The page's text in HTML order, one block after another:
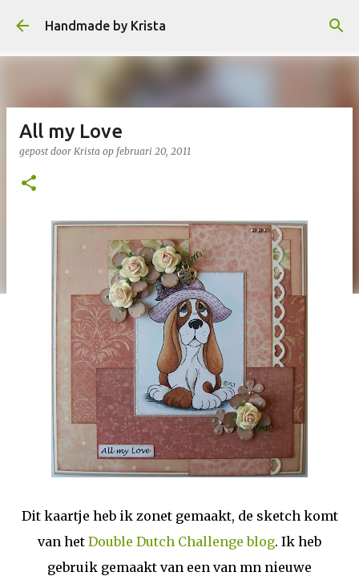
Doorgaan naar hoofdcontent
Handmade by Krista
All my Love
gepost door Krista op februari 20, 2011
Dit kaartje heb ik zonet gemaakt, de sketch komt
van het Double Dutch Challenge blog. Ik heb
gebruik gemaakt van een van mn nieuwe